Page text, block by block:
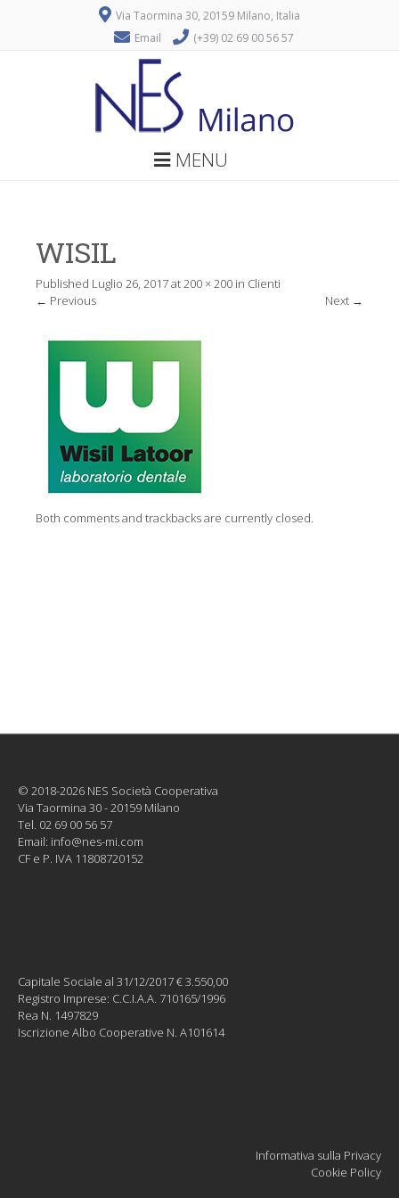
Via Taormina 30, 20159 Milano, Italia
Email
(+39) 02 69 00 56 57
MENU
WISIL
Published Luglio 26, 2017at200 × 200 in Clienti
← Previous Next →
Both comments and trackbacks are currently closed.
© 2018-2026 NES Società Cooperativa
Via Taormina 30 - 20159 Milano
Tel. 02 69 00 56 57
Email: info@nes-mi.com
CF e P. IVA 11808720152
Capitale Sociale al 31/12/2017 € 3.550,00
Registro Imprese: C.C.I.A.A. 710165/1996
Rea N. 1497829
Iscrizione Albo Cooperative N. A101614
Informativa sulla Privacy
Cookie Policy